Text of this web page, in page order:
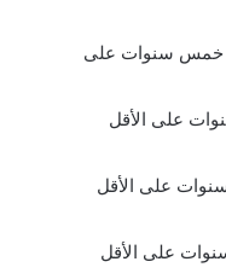
خمس سنوات على
على الأقل
على الأقل
على الأقل